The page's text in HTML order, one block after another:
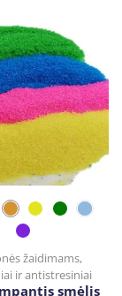
žaidimams,
ir antistresiniai
smėlis